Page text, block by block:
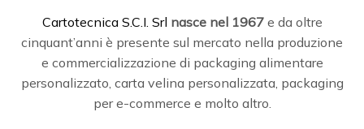
Cartotecnica S.C.I. Srl nasce nel 1967e da oltre
cinquant’anni è presente sul mercato nella produzione
e commercializzazione di packaging alimentare
personalizzato, carta velina personalizzata, packaging
per e-commerce e molto altro.